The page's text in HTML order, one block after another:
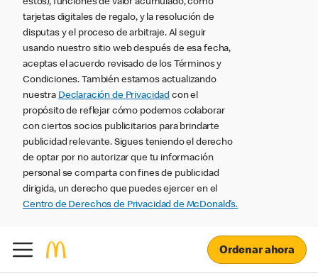
estos), funciones de valor acumulado, como
tarjetas digitales de regalo, y la resolución de
disputas y el proceso de arbitraje. Al seguir
usando nuestro sitio web después de esa fecha,
aceptas el acuerdo revisado de los Términos y
Condiciones. También estamos actualizando
nuestra Declaración de Privacidad con el
propósito de reflejar cómo podemos colaborar
con ciertos socios publicitarios para brindarte
publicidad relevante. Sigues teniendo el derecho
de optar por no autorizar que tu información
personal se comparta con fines de publicidad
dirigida, un derecho que puedes ejercer en el
Centro de Derechos de Privacidad de McDonald’s.
Ordenar ahora